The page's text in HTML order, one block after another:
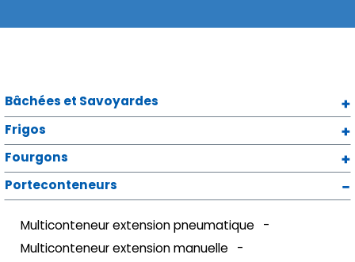
Bâchées et Savoyardes
Frigos
Fourgons
Porteconteneurs
Multiconteneur extension pneumatique
Multiconteneur extension manuelle